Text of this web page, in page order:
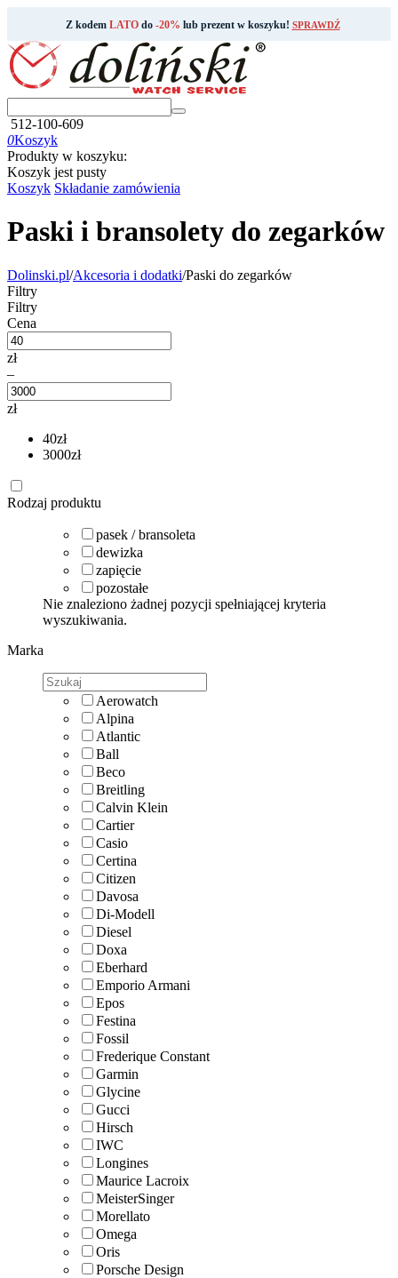
Z kodem LATOdo -20% lub prezent w koszyku! SPRAWDŹ
512-100-609
0Koszyk
Produkty w koszyku:
Koszyk jest pusty
Koszyk Składanie zamówienia
Paski i bransolety do zegarków
Dolinski.pl/Akcesoria i dodatki/Paski do zegarków
Filtry
Filtry
Cena
zł
–
zł
40zł
3000zł
Rodzaj produktu
pasek / bransoleta
dewizka
zapięcie
pozostałe
Nie znaleziono żadnej pozycji spełniającej kryteria
wyszukiwania.
Marka
Aerowatch
Alpina
Atlantic
Ball
Beco
Breitling
Calvin Klein
Cartier
Casio
Certina
Citizen
Davosa
Di-Modell
Diesel
Doxa
Eberhard
Emporio Armani
Epos
Festina
Fossil
Frederique Constant
Garmin
Glycine
Gucci
Hirsch
IWC
Longines
Maurice Lacroix
MeisterSinger
Morellato
Omega
Oris
Porsche Design